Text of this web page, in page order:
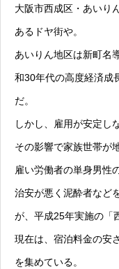
大阪市西成区・あいり
あるドヤ街や。
あいりん地区は新町名
和30年代の高度経済成
だ。
しかし、雇用が安定し
その影響で家族世帯が
雇い労働者の単身男性
治安が悪く泥酔者など
が、平成25年実施の「
現在は、宿泊料金の安
を集めている。